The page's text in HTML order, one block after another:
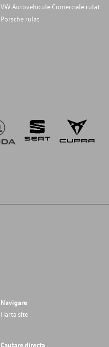
VW Autovehicule Comerciale rulat
Porsche rulat
Navigare
Harta site
Cautare directa